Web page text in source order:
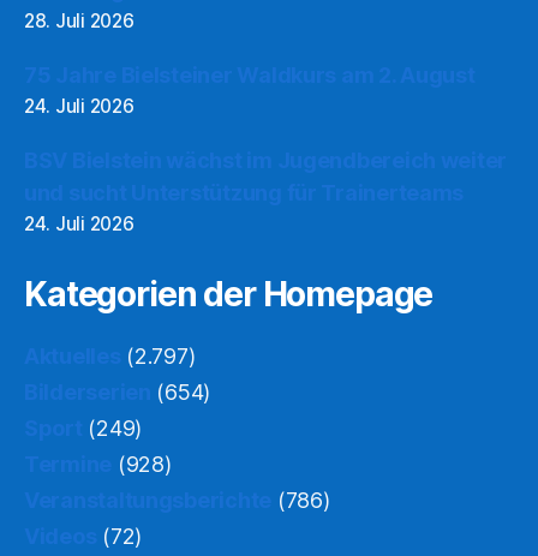
28. Juli 2026
24. Juli 2026
24. Juli 2026
Kategorien der Homepage
(2.797)
(654)
(249)
(928)
(786)
(72)